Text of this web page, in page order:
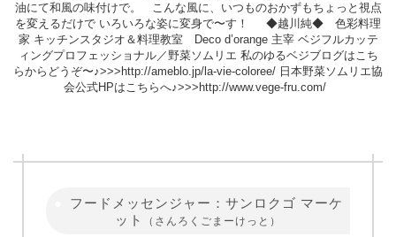
油にて和風の味付けで。 こんな風に、いつものおかずもちょっと視点
を変えるだけで いろいろな姿に変身で〜す！ ◆越川純◆ 色彩料理
家 キッチンスタジオ＆料理教室 Deco d’orange 主宰 ベジフルカッテ
ィングプロフェッショナル／野菜ソムリエ 私のゆるベジブログはこち
らからどうぞ〜♪>>>http://ameblo.jp/la-vie-coloree/ 日本野菜ソムリエ協
会公式HPはこちらへ♪>>>http://www.vege-fru.com/
フードメッセンジャー：サンロクゴ マーケ
ット
（さんろくごまーけっと）